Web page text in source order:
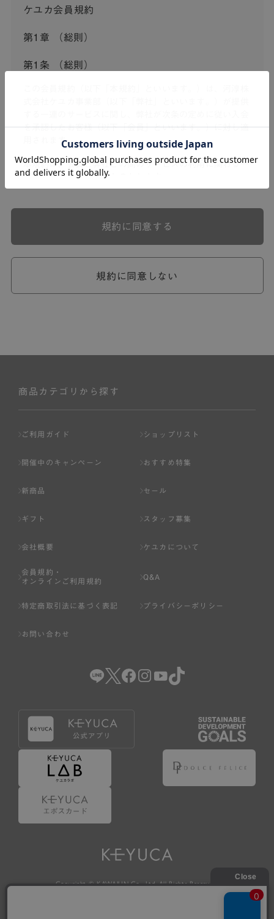
ケユカ会員規約
第1章 （総則）
第1条 （総則）
を承認したお客様（以下「会員」といいます。）に対し適
用されます。
本規約は、会員と弊社との間のサービスの利用に関わる一
切の関係に適用されるものとします。
弊社が一連のサービスを提供するにあたり、本規約のほ
ら個別規定はその名称のいかんに関わらず、本規約の一部
めが優先されるものとします。
ません。
ページへの入力、または弊社が別途指定する方法に従って
基づき判断した場合は、弊社は、その登録を取り消すこと
のいずれかの事由に該当する場合は、その登録を拒否し、
または事前に通知することなく一旦なされた登録を取り消
いる場合。
（5） その他、本規約または個別規定に違反した場合。
4.会員登録が取り消された場合においても、当該会員は、
弊社とのお取引等により既に発生した支払義務等の取引上
の義務および本規約上の義務の履行責任を免れないものと
します。
5.仮登録とは、ケユカが提供するアプリ等でサービスを利
用するための簡易的な会員登録（以下「仮登録」といいま
6.仮登録をすることで、第9条のポイント付与を受けるこ
7.仮登録状態はポイントの利用は行えず、第3条1項の通り
規約に同意しない
規約に同意する
商品カテゴリから探す
ご利用ガイド ショップリスト
開催中のキャンペーン おすすめ特集
新商品 セール
ギフト スタッフ募集
会社概要 ケユカについて
会員規約・
オンラインご利用規約
Q&A
特定商取引法に基づく表記 プライバシーポリシー
お問い合わせ
Copyright © KAWAJUN Co., Ltd. All Rights Reserved.